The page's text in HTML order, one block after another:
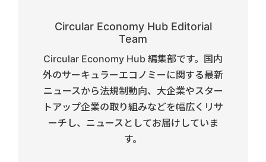
Circular Economy Hub Editorial
Team
Circular Economy Hub 編集部です。国内
外のサーキュラーエコノミーに関する最新
ニュースから法規制動向、大企業やスター
トアップ企業の取り組みなどを幅広くリサ
ーチし、ニュースとしてお届けしていま
す。